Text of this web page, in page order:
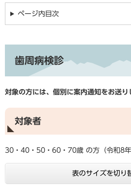
ページ内目次
歯周病検診
対象の方には、個別に案内通知をお送り
対象者
30・40・50・60・70歳 の方（令和8
表のサイズを切り